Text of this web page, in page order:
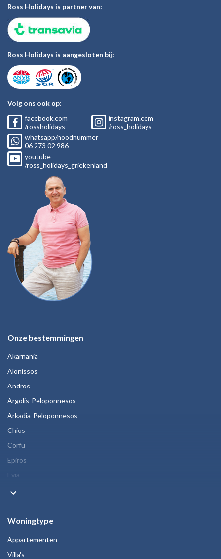
Ross Holidays is partner van:
Ross Holidays is aangesloten bij:
Volg ons ook op:
facebook.com
/rossholidays
instagram.com
/ross_holidays
whatsapp/noodnummer
06 273 02 986
youtube
/ross_holidays_griekenland
Onze bestemmingen
Akarnania
Alonissos
Andros
Argolis-Peloponnesos
Arkadia-Peloponnesos
Chios
Corfu
Epiros
Evia
keyboard_arrow_down
Woningtype
Appartementen
Villa's